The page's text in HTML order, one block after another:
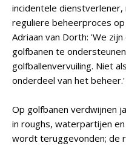
incidentele
reguliere beheerproces
Adriaan van Dorth: 'We
golfbanen te
golfballenvervuiling. Niet
onderdeel van het beheer.'
Op golfbanen verdwijnen
in roughs, waterpartijen
wordt teruggevonden; de